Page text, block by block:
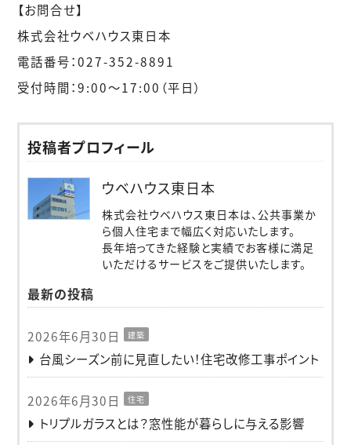
【お問合せ】
株式会社ウベハウス東日本
電話番号：027-352-8891
受付時間：9:00〜17:00（平日）
投稿者プロフィール
ウベハウス東日本
株式会社ウベハウス東日本は、公共事業か
ら個人住宅まで幅広く対応いたします。
長年培ってきた経験と実績でお客様に満足
いただけるサービスをご提供いたします。
最新の投稿
2026年6月30日 建築
台風シーズン前に見直したい！住宅改修工事ポイント
2026年6月30日 住宅
トリプルガラスとは？窓性能が暮らしに与える影響